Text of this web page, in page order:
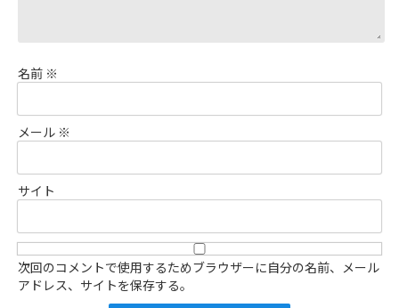
名前 ※
メール ※
サイト
次回のコメントで使用するためブラウザーに自分の名前、メール
アドレス、サイトを保存する。